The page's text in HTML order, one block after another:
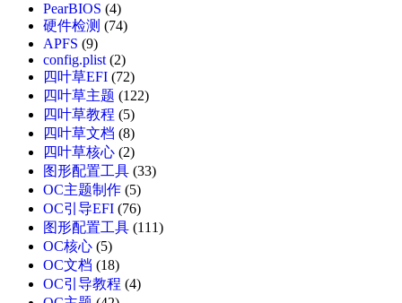
PearBIOS (4)
硬件检测 (74)
APFS (9)
config.plist(2)
四叶草EFI (72)
四叶草主题 (122)
四叶草教程 (5)
四叶草文档 (8)
四叶草核心 (2)
图形配置工具 (33)
OC主题制作 (5)
OC引导EFI (76)
图形配置工具 (111)
OC核心 (5)
OC文档 (18)
OC引导教程 (4)